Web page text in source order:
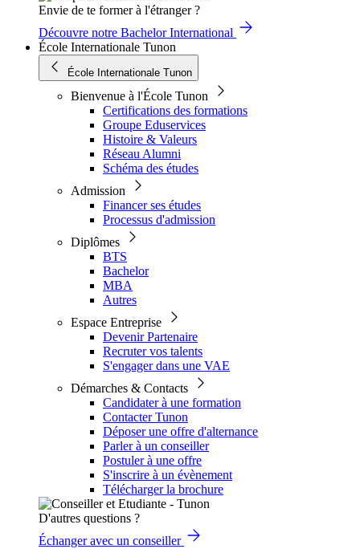
Envie de te former à l'étranger ?
Découvre notre Bachelor International
École Internationale Tunon
École Internationale Tunon
Bienvenue à l'École Tunon
Certifications des formations
Groupe Eduservices
Histoire & Valeurs
Réseau Alumni
Schéma des études
Admission
Financer ses études
Processus d'admission
Diplômes
BTS
Bachelor
MBA
Autres
Espace Entreprise
Devenir Partenaire
Recruter vos talents
S'engager dans une VAE
Démarches & Contacts
Candidater à une formation
Contacter Tunon
Déposer une offre d'alternance
Parler à un conseiller
Postuler à une offre
S'inscrire à un évènement
Télécharger la brochure
D'autres questions ?
Échanger avec un conseiller